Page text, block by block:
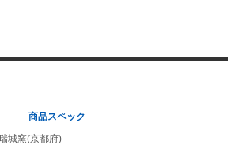
商品スペック
城窯(京都府)